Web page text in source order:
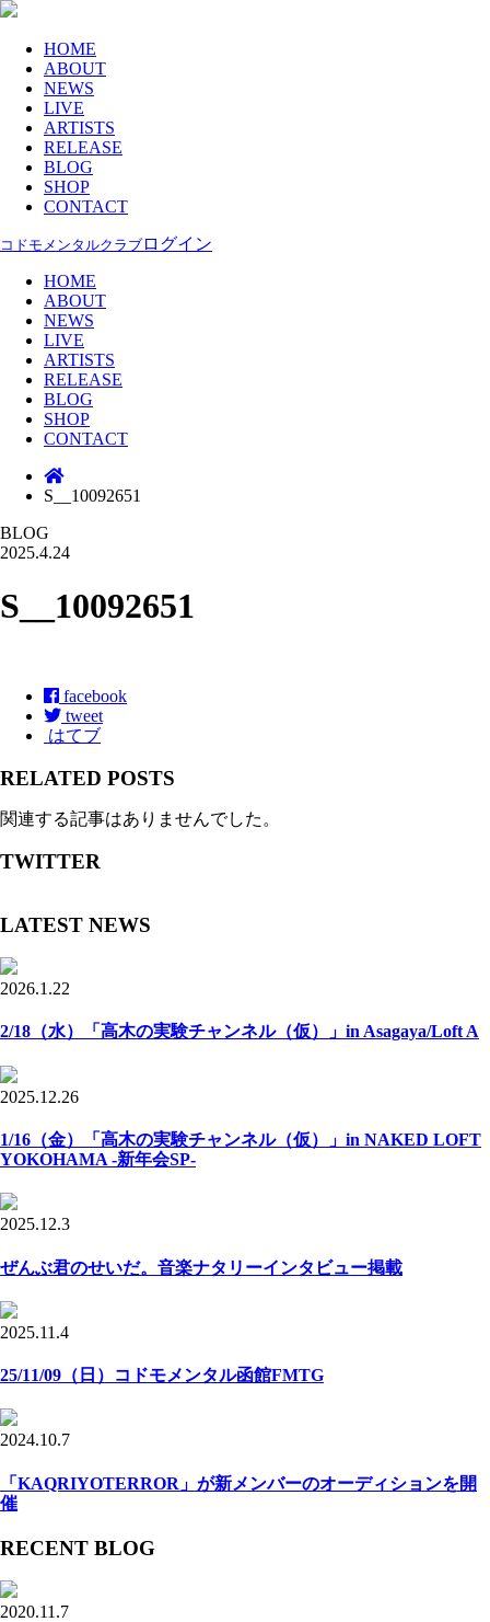
HOME
ABOUT
NEWS
LIVE
ARTISTS
RELEASE
BLOG
SHOP
CONTACT
コドモメンタルクラブ ログイン
HOME
ABOUT
NEWS
LIVE
ARTISTS
RELEASE
BLOG
SHOP
CONTACT
S__10092651
BLOG
2025.4.24
S__10092651
facebook
tweet
はてブ
RELATED POSTS
関連する記事はありませんでした。
TWITTER
LATEST NEWS
2026.1.22
2/18（水）「高木の実験チャンネル（仮）」in Asagaya/Loft A
2025.12.26
1/16（金）「高木の実験チャンネル（仮）」in NAKED LOFT
YOKOHAMA -新年会SP-
2025.12.3
ぜんぶ君のせいだ。音楽ナタリーインタビュー掲載
2025.11.4
25/11/09（日）コドモメンタル函館FMTG
2024.10.7
「KAQRIYOTERROR」が新メンバーのオーディションを開
催
RECENT BLOG
2020.11.7